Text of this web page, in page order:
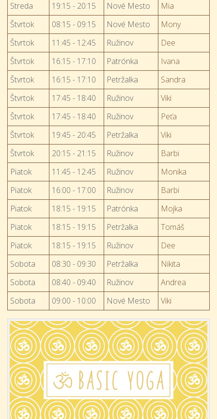
Streda
19:15 - 20:15 Nové Mesto
Mia
Štvrtok
08:15 - 09:15 Nové Mesto
Mony
Štvrtok
11:45 - 12:45 Ružinov
Dee
Štvrtok
16:15 - 17:10 Patrónka
Ivana
Štvrtok
16:15 - 17:10 Petržalka
Sandra
Štvrtok
17:45 - 18:40 Ružinov
Viki
Štvrtok
17:45 - 18:40 Ružinov
Peťa
Štvrtok
19:45 - 20:45 Petržalka
Viki
Štvrtok
20:15 - 21:15 Ružinov
Barbi
Piatok
11:45 - 12:45 Ružinov
Monika
Piatok
16:00 - 17:00 Ružinov
Barbi
Piatok
18:15 - 19:15 Patrónka
Mojka
Piatok
18:15 - 19:15 Petržalka
Tomáš
Piatok
18:15 - 19:15 Ružinov
Dee
Sobota
08:30 - 09:30 Petržalka
Nikita
Sobota
08:40 - 09:40 Ružinov
Andrea
Sobota
09:00 - 10:00 Nové Mesto Viki